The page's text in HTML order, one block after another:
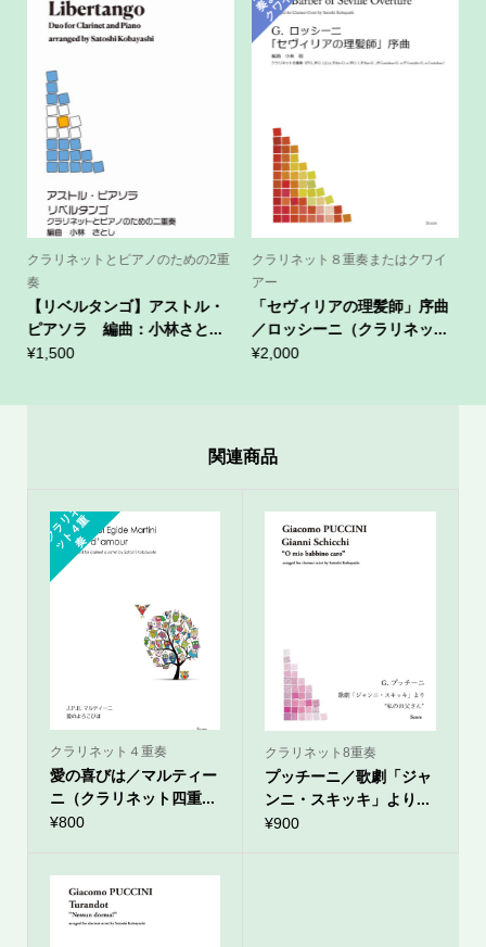
クラリネットとピアノのための2重
奏
【リベルタンゴ】アストル・
ピアソラ 編曲：小林さと...
¥1,500
ー
クラリネット８重奏またはクワイ
アー
「セヴィリアの理髪師」序曲
／ロッシーニ（クラリネッ...
¥2,000
関連商品
ク
ラ
リ
ネ
ッ
ト
４
重
奏
クラリネット４重奏
愛の喜びは／マルティー
ニ（クラリネット四重...
¥800
クラリネット8重奏
プッチーニ／歌劇「ジャ
ンニ・スキッキ」より...
¥900